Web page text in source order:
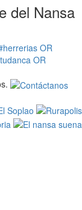
del Nansa
OR
OR